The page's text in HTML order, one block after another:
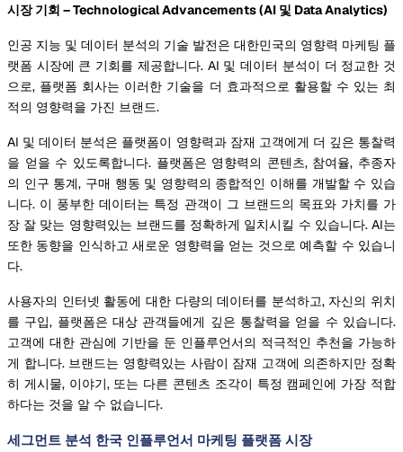
시장 기회 – Technological Advancements (AI 및 Data Analytics)
인공 지능 및 데이터 분석의 기술 발전은 대한민국의 영향력 마케팅 플
랫폼 시장에 큰 기회를 제공합니다. AI 및 데이터 분석이 더 정교한 것
으로, 플랫폼 회사는 이러한 기술을 더 효과적으로 활용할 수 있는 최
적의 영향력을 가진 브랜드.
AI 및 데이터 분석은 플랫폼이 영향력과 잠재 고객에게 더 깊은 통찰력
을 얻을 수 있도록합니다. 플랫폼은 영향력의 콘텐츠, 참여율, 추종자
의 인구 통계, 구매 행동 및 영향력의 종합적인 이해를 개발할 수 있습
니다. 이 풍부한 데이터는 특정 관객이 그 브랜드의 목표와 가치를 가
장 잘 맞는 영향력있는 브랜드를 정확하게 일치시킬 수 있습니다. AI는
또한 동향을 인식하고 새로운 영향력을 얻는 것으로 예측할 수 있습니
다.
사용자의 인터넷 활동에 대한 다량의 데이터를 분석하고, 자신의 위치
를 구입, 플랫폼은 대상 관객들에게 깊은 통찰력을 얻을 수 있습니다.
고객에 대한 관심에 기반을 둔 인플루언서의 적극적인 추천을 가능하
게 합니다. 브랜드는 영향력있는 사람이 잠재 고객에 의존하지만 정확
히 게시물, 이야기, 또는 다른 콘텐츠 조각이 특정 캠페인에 가장 적합
하다는 것을 알 수 없습니다.
세그먼트 분석 한국 인플루언서 마케팅 플랫폼 시장